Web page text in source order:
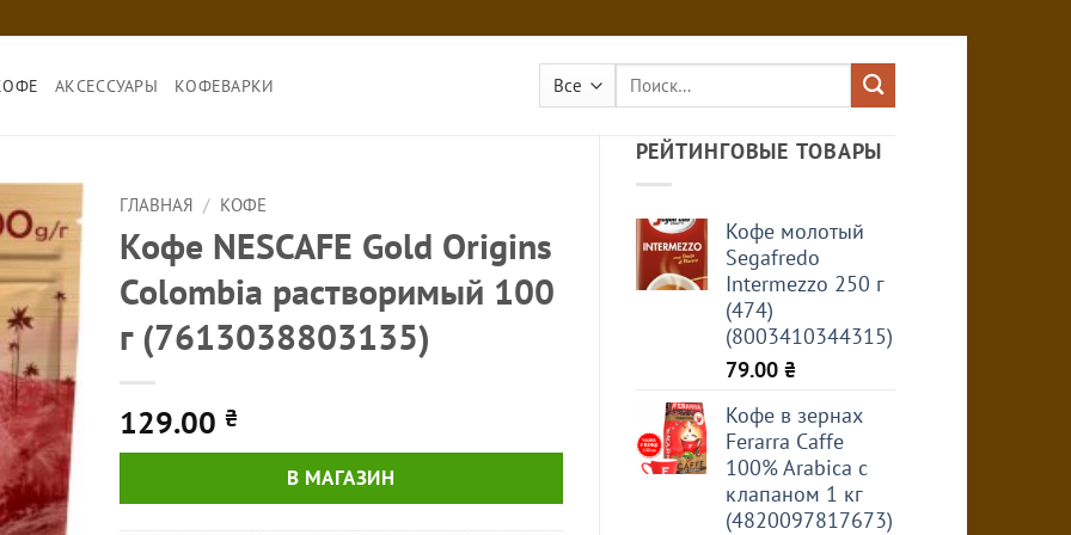
АКСЕССУАРЫ КОФЕВАРКИ
Искать:
РЕЙТИНГОВЫЕ ТОВАРЫ
Кофе молотый
Segafredo
Intermezzo 250 г
(474)
(8003410344315)
79.00 ₴
Кофе в зернах
Ferarra Caffe
100% Arabica с
клапаном 1 кг
(4820097817673)
ГЛАВНАЯ / КОФЕ
Кофе NESCAFE Gold Origins
Colombia растворимый 100
г (7613038803135)
129.00 ₴
В МАГАЗИН